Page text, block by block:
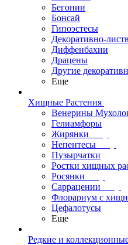
Бегонии
Бонсай
Гипоэстесы
Декоративно-
Диффенбахии
Драцены
Другие
Еще
Хищные Растения
Венерины
Гелиамфоры
Жирянки
Непентесы
Пузырчатки
Ростки хищных
Росянки
Саррацении
Флорариум с
Цефалотусы
Еще
Редкие и